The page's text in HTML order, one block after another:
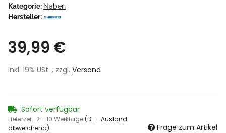
Kategorie: Naben
Hersteller:
39,99 €
inkl. 19% USt. , zzgl. Versand
Sofort verfügbar
Lieferzeit: 2 - 10 Werktage(DE - Ausland
abweichend)
Frage zum Artikel